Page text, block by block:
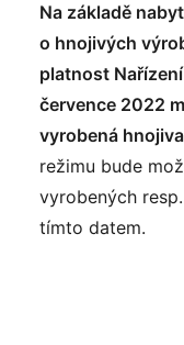
Na základě
o hnojivých
platnost
července 2022
vyrobená
režimu bude
vyrobených
tímto datem.